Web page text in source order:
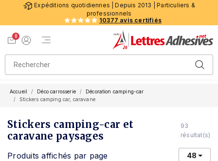
Expéditions quotidiennes | Depuis 2013 | Particuliers &
professionnels
10377 avis certifiés
0
Menu de navigation
Accueil Déco carrosserie
Décoration camping-car
Stickers camping car, caravane
Stickers camping-car et
caravane paysages
93
résultat(s)
Produits affichés par page 48